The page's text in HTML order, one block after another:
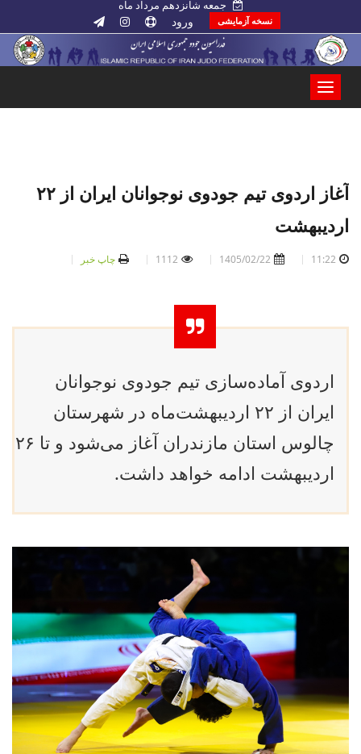
جمعه شانزدهم مرداد ماه
نسخه آزمایشی ورود
آغاز اردوی تیم جودوی نوجوانان ایران از ۲۲
اردیبهشت
11:22
1405/02/22
1112 چاپ خبر
اردوی آماده‌سازی تیم جودوی نوجوانان
ایران از ۲۲ اردیبهشت‌ماه در شهرستان
چالوس استان مازندران آغاز می‌شود و تا ۲۶
اردیبهشت ادامه خواهد داشت.